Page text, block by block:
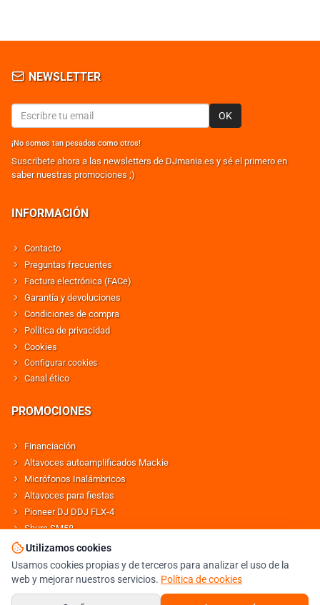
NEWSLETTER
OK
¡No somos tan pesados como otros!
Suscribete ahora a las newsletters de DJmania.es y sé el primero en
saber nuestras promociones ;)
INFORMACIÓN
Contacto
Preguntas frecuentes
Factura electrónica (FACe)
Garantía y devoluciones
Condiciones de compra
Política de privacidad
Cookies
Configurar cookies
Canal ético
PROMOCIONES
Financiación
Altavoces autoamplificados Mackie
Micrófonos Inalámbricos
Altavoces para fiestas
Pioneer DJ DDJ FLX-4
Shure SM58
Altavoces Behringer
© DJMANIA 2000-2026 TODOS LOS DERECHOS RESERVADOS
TIENDA DJ ESPECIALISTA EN SONIDO E ILUMINACIÓN PROFESIONAL
Utilizamos cookies
Usamos cookies propias y de terceros para analizar el uso de la
web y mejorar nuestros servicios. Política de cookies